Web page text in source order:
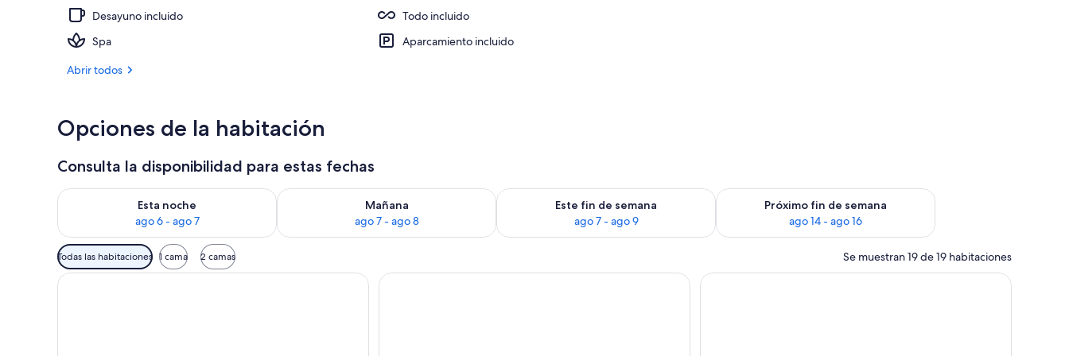
Desayuno incluido
Todo incluido
Spa
Aparcamiento incluido
Abrir todos
Opciones de la habitación
Consulta la disponibilidad para estas fechas
Esta noche
ago 6 - ago 7
Consulta la disponibilidad para esta noche, ago 6 - ago 7
Mañana
ago 7 - ago 8
Consulta la disponibilidad para mañana, ago 7 - ago 8
Este fin de semana
ago 7 - ago 9
Consulta la disponibilidad para este fin de semana, ago 7 - ago 9
Próximo fin de semana
ago 14 - ago 16
Consulta la disponibilidad para el próximo fin de semana,
Filtros
disponibles
para
Todas las habitaciones 1 cama 2 camas Se muestran 19 de 19 habitaciones